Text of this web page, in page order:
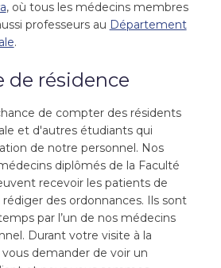
, où tous les médecins membres
professeurs au Département
.
de résidence
de compter des résidents
et d'autres étudiants qui
de notre personnel. Nos
diplômés de la Faculté
recevoir les patients de
des ordonnances. Ils sont
par l’un de nos médecins
Durant votre visite à la
demander de voir un